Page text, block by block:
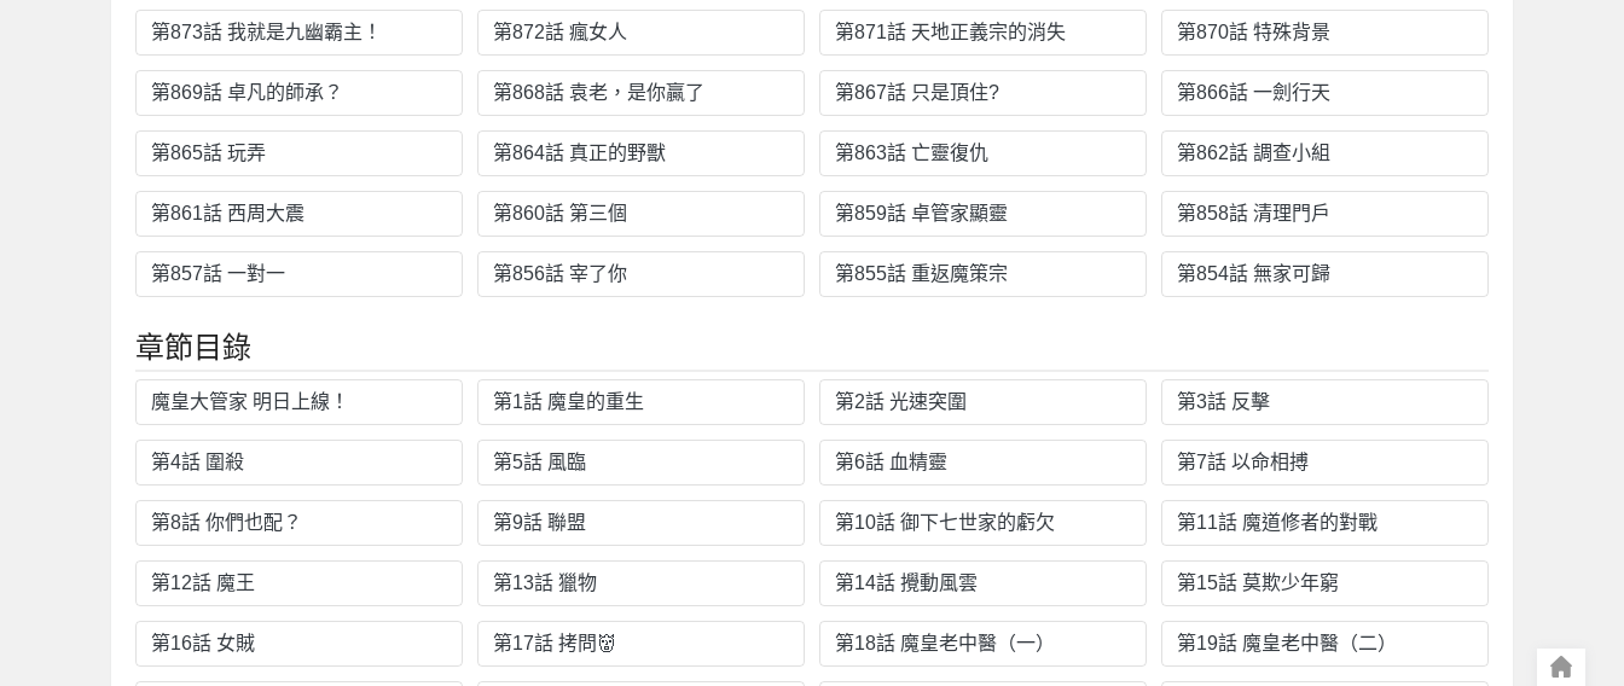
第873話 我就是九幽霸主！ 第872話 瘋女人 第871話 天地正義宗的消失 第870話 特殊背景
第869話 卓凡的師承？ 第868話 袁老，是你贏了 第867話 只是頂住? 第866話 一劍行天
第865話 玩弄 第864話 真正的野獸 第863話 亡靈復仇 第862話 調查小組
第861話 西周大震 第860話 第三個 第859話 卓管家顯靈 第858話 清理門戶
第857話 一對一 第856話 宰了你 第855話 重返魔策宗 第854話 無家可歸
章節目錄
魔皇大管家 明日上線！ 第1話 魔皇的重生 第2話 光速突圍 第3話 反擊
第4話 圍殺 第5話 風臨 第6話 血精靈 第7話 以命相搏
第8話 你們也配？ 第9話 聯盟 第10話 御下七世家的虧欠 第11話 魔道修者的對戰
第12話 魔王 第13話 獵物 第14話 攪動風雲 第15話 莫欺少年窮
第16話 女賊 第17話 拷問👹 第18話 魔皇老中醫（一） 第19話 魔皇老中醫（二）